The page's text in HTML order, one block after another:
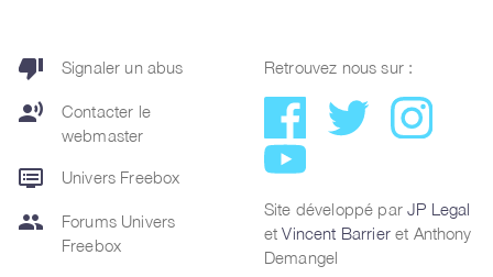
thumb_down Signaler un abus
record_voice_over
Contacter le
webmaster
dvr Univers Freebox
group
Forums Univers
Freebox
Retrouvez nous sur :
Site développé parJP Legal
etVincent Barrieret Anthony
Demangel